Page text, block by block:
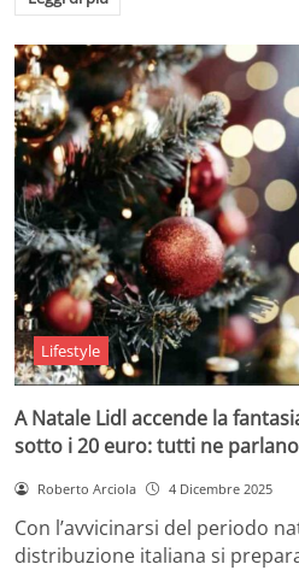
Lifestyle
A Natale Lidl accende la
sotto i 20 euro: tutti ne parlano
Roberto Arciola 4 Dicembre 2025
Con l’avvicinarsi del periodo
distribuzione italiana si